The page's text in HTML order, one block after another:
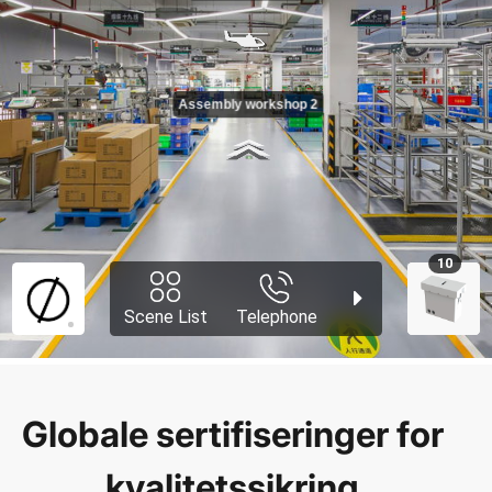
Globale sertifiseringer for